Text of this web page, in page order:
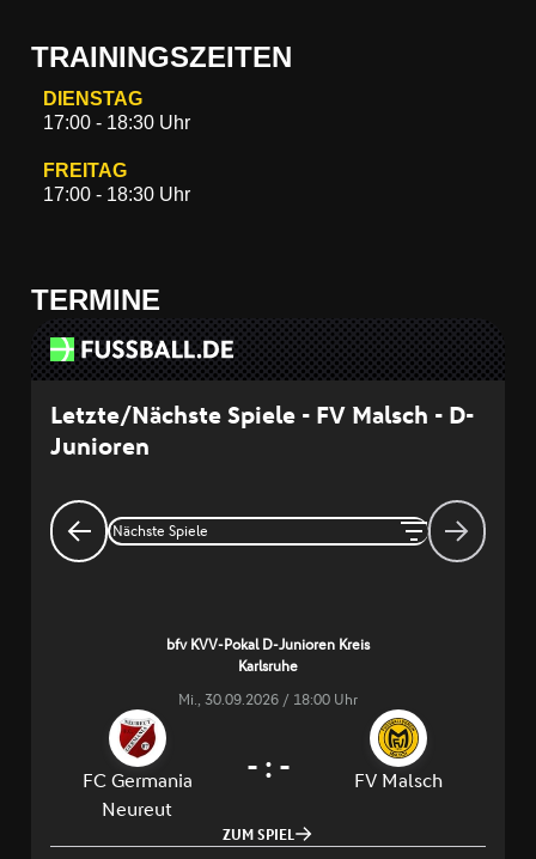
TRAININGSZEITEN
DIENSTAG
17:00 - 18:30 Uhr
FREITAG
17:00 - 18:30 Uhr
TERMINE